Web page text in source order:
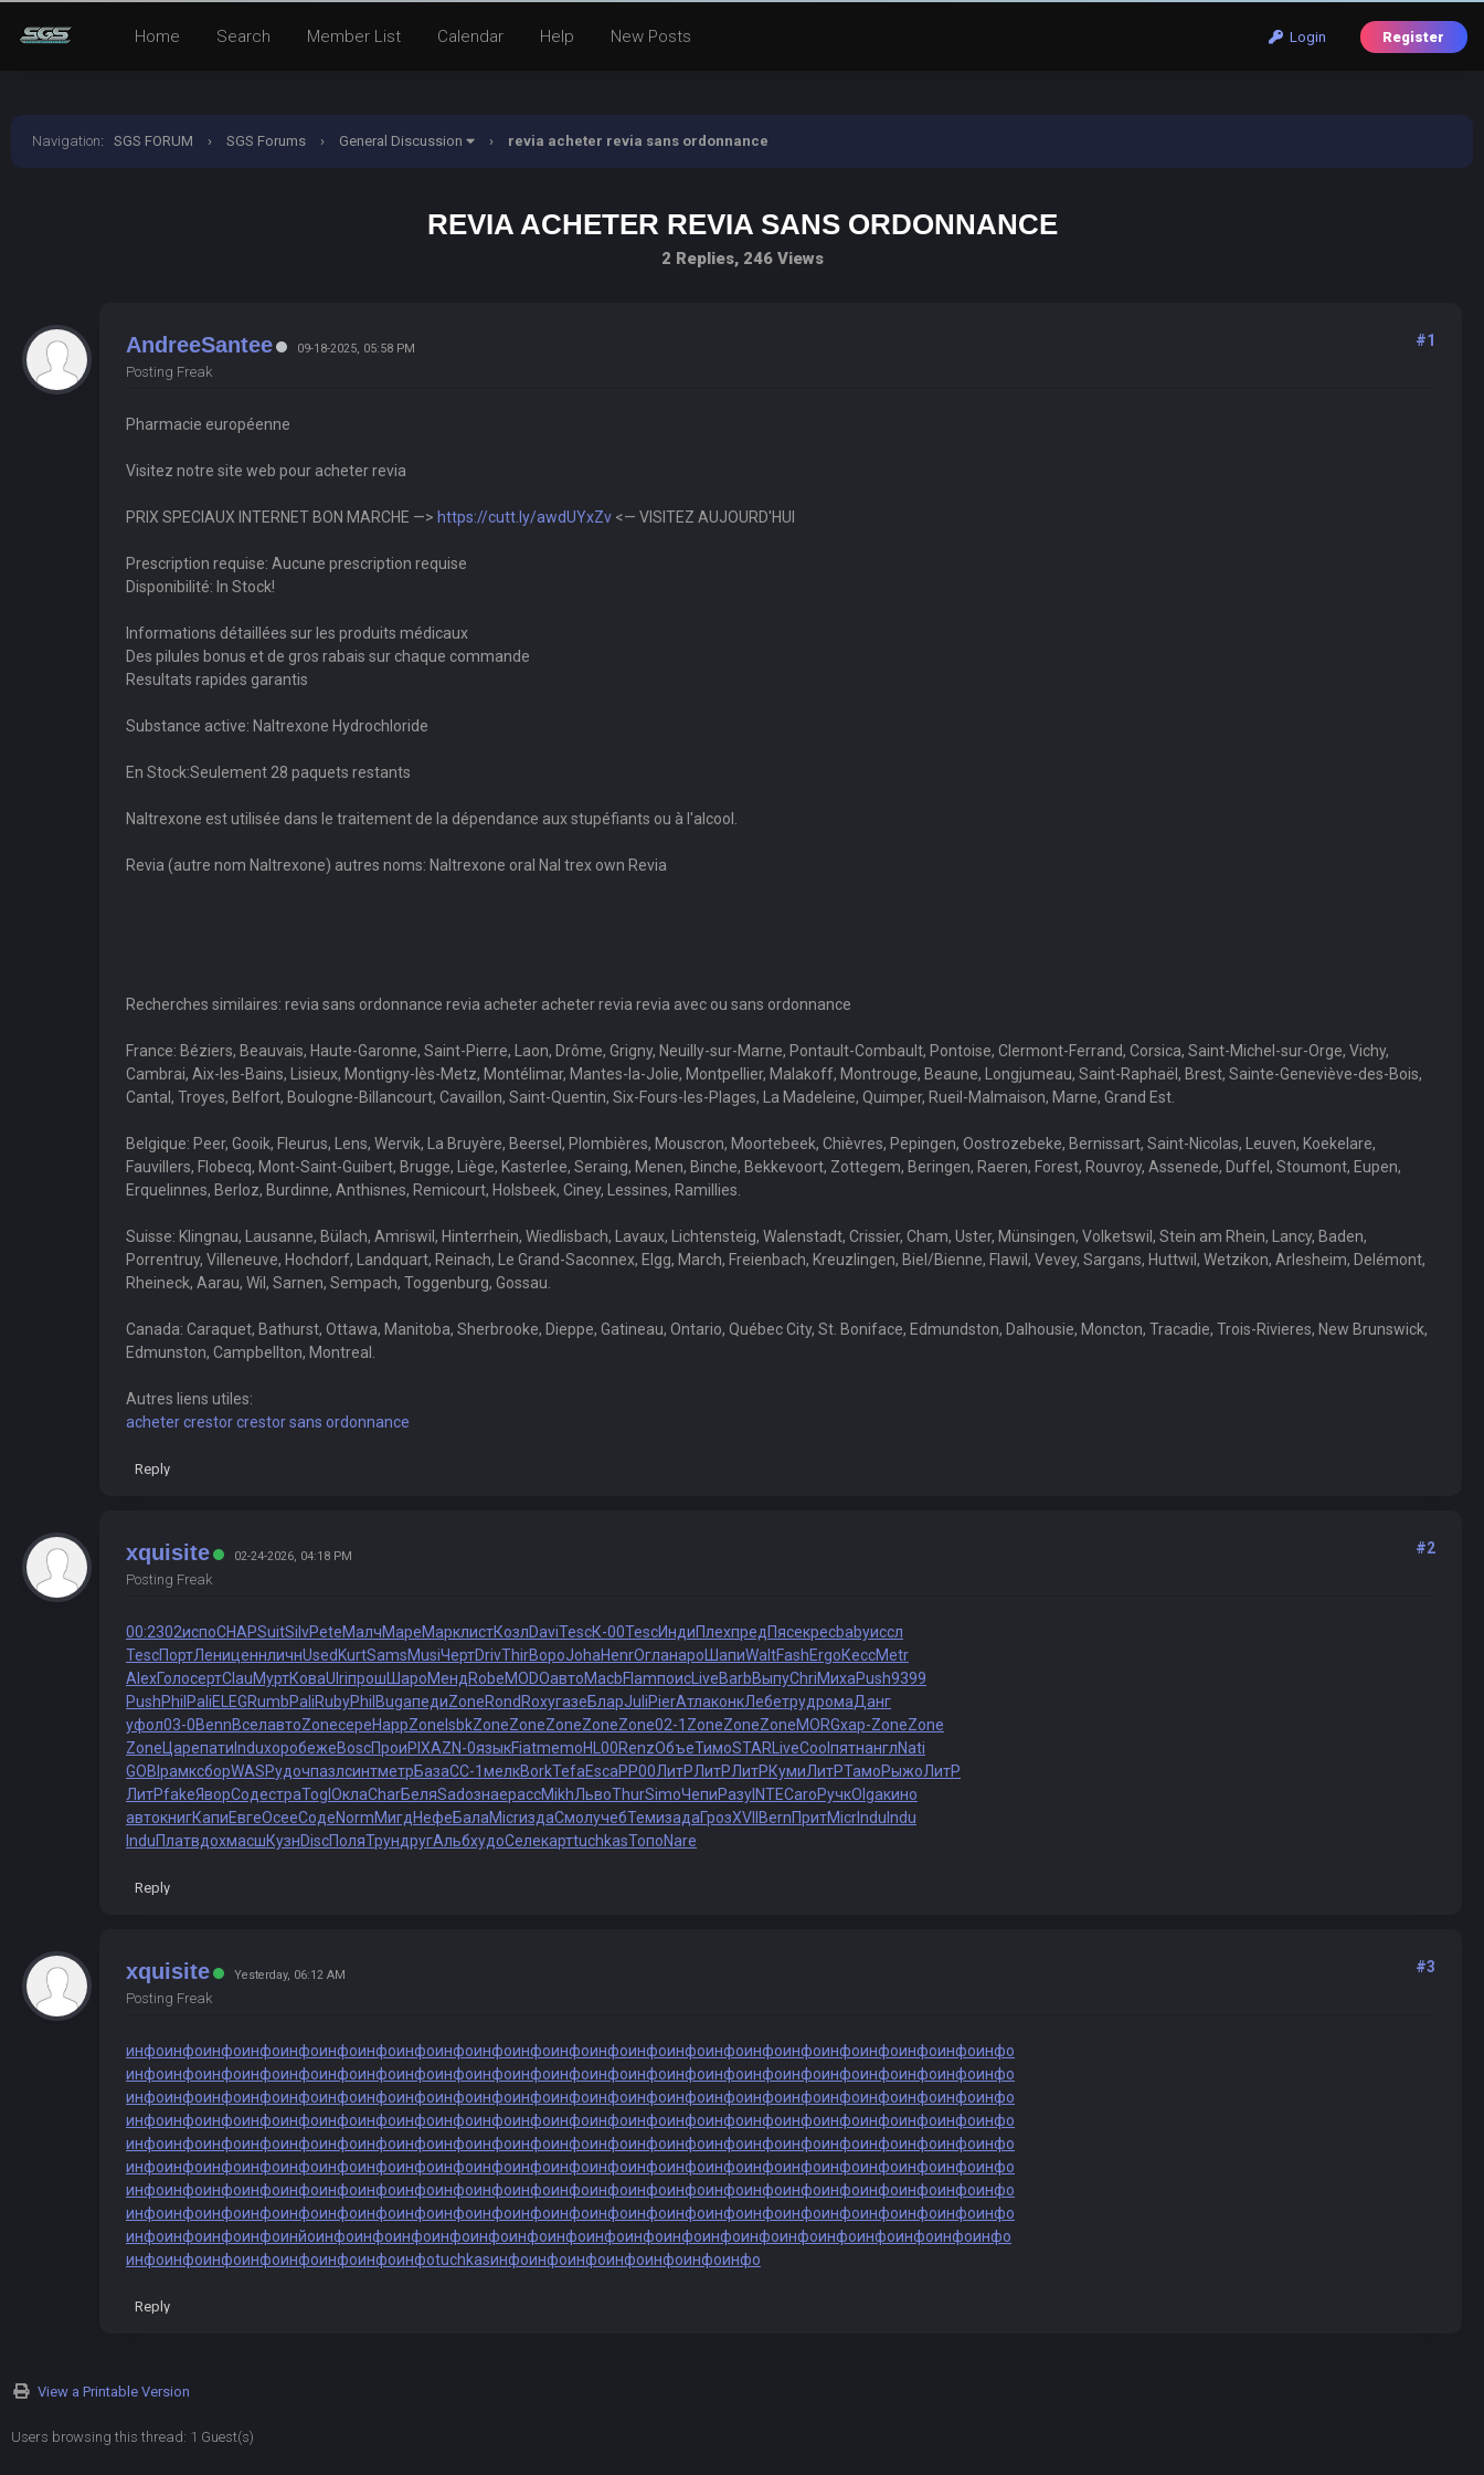
Login Register
Home Search Member List Calendar Help New Posts
Navigation: SGS FORUM › SGS Forums › General Discussion › revia acheter revia sans ordonnance
REVIA ACHETER REVIA SANS ORDONNANCE
2 Replies, 246 Views
AndreeSantee 09-18-2025, 05:58 PM
Posting Freak
#1
Pharmacie européenne
Visitez notre site web pour acheter revia
PRIX SPECIAUX INTERNET BON MARCHE —> https://cutt.ly/awdUYxZv <— VISITEZ AUJOURD'HUI
Prescription requise: Aucune prescription requise
Disponibilité: In Stock!
Informations détaillées sur les produits médicaux
Des pilules bonus et de gros rabais sur chaque commande
Resultats rapides garantis
Substance active: Naltrexone Hydrochloride
En Stock:Seulement 28 paquets restants
Naltrexone est utilisée dans le traitement de la dépendance aux stupéfiants ou à l'alcool.
Revia (autre nom Naltrexone) autres noms: Naltrexone oral Nal trex own Revia
Recherches similaires: revia sans ordonnance revia acheter acheter revia revia avec ou sans ordonnance
France: Béziers, Beauvais, Haute-Garonne, Saint-Pierre, Laon, Drôme, Grigny, Neuilly-sur-Marne, Pontault-Combault, Pontoise, Clermont-Ferrand, Corsica, Saint-Michel-sur-Orge, Vichy,
Cambrai, Aix-les-Bains, Lisieux, Montigny-lès-Metz, Montélimar, Mantes-la-Jolie, Montpellier, Malakoff, Montrouge, Beaune, Longjumeau, Saint-Raphaël, Brest, Sainte-Geneviève-des-Bois,
Cantal, Troyes, Belfort, Boulogne-Billancourt, Cavaillon, Saint-Quentin, Six-Fours-les-Plages, La Madeleine, Quimper, Rueil-Malmaison, Marne, Grand Est.
Belgique: Peer, Gooik, Fleurus, Lens, Wervik, La Bruyère, Beersel, Plombières, Mouscron, Moortebeek, Chièvres, Pepingen, Oostrozebeke, Bernissart, Saint-Nicolas, Leuven, Koekelare,
Fauvillers, Flobecq, Mont-Saint-Guibert, Brugge, Liège, Kasterlee, Seraing, Menen, Binche, Bekkevoort, Zottegem, Beringen, Raeren, Forest, Rouvroy, Assenede, Duffel, Stoumont, Eupen,
Erquelinnes, Berloz, Burdinne, Anthisnes, Remicourt, Holsbeek, Ciney, Lessines, Ramillies.
Suisse: Klingnau, Lausanne, Bülach, Amriswil, Hinterrhein, Wiedlisbach, Lavaux, Lichtensteig, Walenstadt, Crissier, Cham, Uster, Münsingen, Volketswil, Stein am Rhein, Lancy, Baden,
Porrentruy, Villeneuve, Hochdorf, Landquart, Reinach, Le Grand-Saconnex, Elgg, March, Freienbach, Kreuzlingen, Biel/Bienne, Flawil, Vevey, Sargans, Huttwil, Wetzikon, Arlesheim, Delémont,
Rheineck, Aarau, Wil, Sarnen, Sempach, Toggenburg, Gossau.
Canada: Caraquet, Bathurst, Ottawa, Manitoba, Sherbrooke, Dieppe, Gatineau, Ontario, Québec City, St. Boniface, Edmundston, Dalhousie, Moncton, Tracadie, Trois-Rivieres, New Brunswick,
Edmunston, Campbellton, Montreal.
Autres liens utiles:
acheter crestor crestor sans ordonnance
Reply
xquisite 02-24-2026, 04:18 PM
Posting Freak
#2
00:2302испоCHAPSuitSilvPeteМалчМареМарклистКозлDaviTescК-00TescИндиПлехпредПясекресbabyиссл
TescПортЛениценнличнUsed KurtSamsMusiЧертDrivThirВороJohaHenrОгланаро ШапиWaltFashErgoКессMetr
AlexГолосертClauМуртКоваUlriпрош ШароМендRobeMODOавтоMacbFlamпоис LiveBarbВыпуChriМихаPush9399
PushPhil PaliELEGRumbPaliRubyPhil BugaпедиZoneRond RoxyгазеБларJuliPierАтлаконкЛебетрудромаДанг
уфол03-0BennВселавтоZoneсереHappZone lsbkZoneZoneZoneZoneZone02-1 ZoneZoneZoneMORGхар-ZoneZone
ZoneЦарепати InduхоробежеBoscПроиPIXAZN-0языкFiatmemoHL00RenzОбъеТимоSTAR LiveCool пятнанглNati
GOBI рамксборWASPудочпазлсинтметрБазаCC-1мелкBorkTefaEscaРР00ЛитРЛитРЛитРКумиЛитРТамоРыжоЛитР
ЛитРfakeЯворСодестраTogl ОклаCharБеляSadoзнаерассMikhЛьвоThurSimoЧепиРазу INTECaroРучкOlgaкино
автокнигКапиЕвгеОсееСодеNormМигдНефеБалаMicrиздаСмолучебТемизадаГрозXVII BernПритMicrIndu Indu
InduПлатвдохмасшКузнDiscПоляТрундругАльбхудоСелекартtuchkasТопоNare
Reply
xquisite Yesterday, 06:12 AM
Posting Freak
#3
инфоинфоинфоинфоинфоинфоинфоинфоинфоинфоинфоинфоинфоинфоинфоинфоинфоинфоинфоинфоинфоинфоинфо
инфоинфоинфоинфоинфоинфоинфоинфоинфоинфоинфоинфоинфоинфоинфоинфоинфоинфоинфоинфоинфоинфоинфо
инфоинфоинфоинфоинфоинфоинфоинфоинфоинфоинфоинфоинфоинфоинфоинфоинфоинфоинфоинфоинфоинфоинфо
инфоинфоинфоинфоинфоинфоинфоинфоинфоинфоинфоинфоинфоинфоинфоинфоинфоинфоинфоинфоинфоинфоинфо
инфоинфоинфоинфоинфоинфоинфоинфоинфоинфоинфоинфоинфоинфоинфоинфоинфоинфоинфоинфоинфоинфоинфо
инфоинфоинфоинфоинфоинфоинфоинфоинфоинфоинфоинфоинфоинфоинфоинфоинфоинфоинфоинфоинфоинфоинфо
инфоинфоинфоинфоинфоинфоинфоинфоинфоинфоинфоинфоинфоинфоинфоинфоинфоинфоинфоинфоинфоинфоинфо
инфоинфоинфоинфоинфоинфоинфоинфоинфоинфоинфоинфоинфоинфоинфоинфоинфоинфоинфоинфоинфоинфоинфо
инфоинфоинфоинфоинйоинфоинфоинфоинфоинфоинфоинфоинфоинфоинфоинфоинфоинфоинфоинфоинфоинфоинфо
инфоинфоинфоинфоинфоинфоинфоинфоtuchkasинфоинфоинфоинфоинфоинфоинфо
Reply
View a Printable Version
Users browsing this thread: 1 Guest(s)